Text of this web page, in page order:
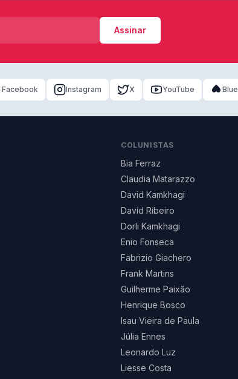
Assinar
Facebook Instagram X YouTube
COLUNISTAS
Bia Ferraz
Claudia Matarazzo
David Kamkhagi
David Ribeiro
Dorli Kamkhagi
Enio Fonseca
Fabrizio Giachero
Frank Martins
Guilherme Paixão
Henrique Bosco
Isau Vieira de Paula
Júlia Ennes
Leonardo Luz
Liesse Costa